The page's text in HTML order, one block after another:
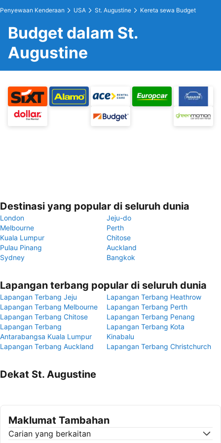
Penyewaan Kenderaan USA St. Augustine Kereta sewa Budget
Budget dalam St.
Augustine
Destinasi yang popular di seluruh dunia
London
Jeju-do
Melbourne
Perth
Kuala Lumpur
Chitose
Pulau Pinang
Auckland
Sydney
Bangkok
Lapangan terbang popular di seluruh dunia
Lapangan Terbang Jeju
Lapangan Terbang Heathrow
Lapangan Terbang Melbourne
Lapangan Terbang Perth
Lapangan Terbang Chitose
Lapangan Terbang Penang
Lapangan Terbang
Antarabangsa Kuala Lumpur
Lapangan Terbang Kota
Kinabalu
Lapangan Terbang Auckland
Lapangan Terbang Christchurch
Dekat St. Augustine
Maklumat Tambahan
Carian yang berkaitan